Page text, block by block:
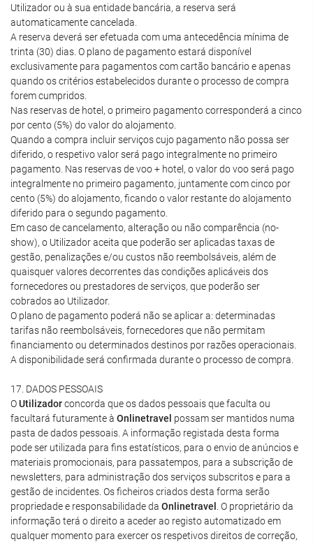
Utilizador ou à sua entidade bancária, a reserva será
automaticamente cancelada.
A reserva deverá ser efetuada com uma antecedência mínima de
trinta (30) dias. O plano de pagamento estará disponível
exclusivamente para pagamentos com cartão bancário e apenas
quando os critérios estabelecidos durante o processo de compra
forem cumpridos.
Nas reservas de hotel, o primeiro pagamento corresponderá a cinco
por cento (5%) do valor do alojamento.
Quando a compra incluir serviços cujo pagamento não possa ser
diferido, o respetivo valor será pago integralmente no primeiro
pagamento. Nas reservas de voo + hotel, o valor do voo será pago
integralmente no primeiro pagamento, juntamente com cinco por
cento (5%) do alojamento, ficando o valor restante do alojamento
diferido para o segundo pagamento.
Em caso de cancelamento, alteração ou não comparência (no-
show), o Utilizador aceita que poderão ser aplicadas taxas de
gestão, penalizações e/ou custos não reembolsáveis, além de
quaisquer valores decorrentes das condições aplicáveis dos
fornecedores ou prestadores de serviços, que poderão ser
cobrados ao Utilizador.
O plano de pagamento poderá não se aplicar a: determinadas
tarifas não reembolsáveis, fornecedores que não permitam
financiamento ou determinados destinos por razões operacionais.
A disponibilidade será confirmada durante o processo de compra.
17. DADOS PESSOAIS
OUtilizadorconcorda que os dados pessoais que faculta ou
facultará futuramente à Onlinetravel possam ser mantidos numa
pasta de dados pessoais. A informação registada desta forma
pode ser utilizada para fins estatísticos, para o envio de anúncios e
materiais promocionais, para passatempos, para a subscrição de
newsletters, para administração dos serviços subscritos e para a
gestão de incidentes. Os ficheiros criados desta forma serão
propriedade e responsabilidade da Onlinetravel . O proprietário da
informação terá o direito a aceder ao registo automatizado em
qualquer momento para exercer os respetivos direitos de correção,